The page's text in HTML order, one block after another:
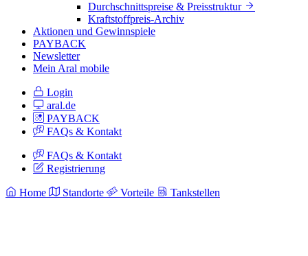
Durchschnittspreise & Preisstruktur
Kraftstoffpreis-Archiv
Aktionen und Gewinnspiele
PAYBACK
Newsletter
Mein Aral mobile
Login
aral.de
PAYBACK
FAQs & Kontakt
FAQs & Kontakt
Registrierung
Home Standorte Vorteile Tankstellen